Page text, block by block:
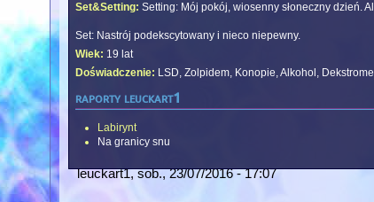
Set&Setting: Setting: Mój pokój, wiosenny słoneczny dzień.
Set: Nastrój podekscytowany i nieco niepewny.
Wiek: 19 lat
Doświadczenie: LSD, Zolpidem, Konopie, Alkohol,
raporty leuckart1
Labirynt
Na granicy snu
leuckart1, sob., 23/07/2016 - 17:07